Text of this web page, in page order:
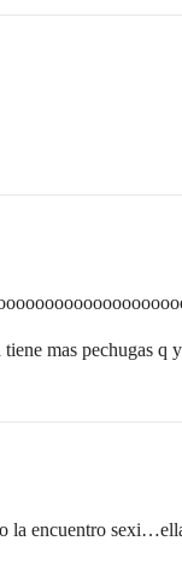
mas pechugas q
la encuentro